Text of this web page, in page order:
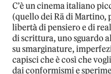
C’è un cinema italiano
(quello dei Rä di Martino,
libertà di pensiero e di
di scrittura, uno sguardo
su smarginature,
capisci che è così che
dai conformismi e